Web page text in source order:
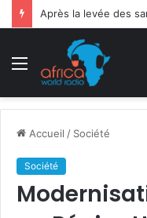
Menu
Accueil / Société
Société